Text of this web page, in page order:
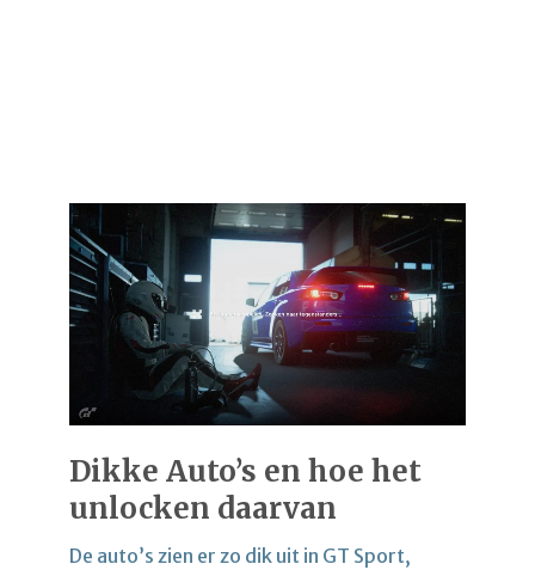
Dikke Auto’s en hoe het
unlocken daarvan
De auto’s zien er zo dik uit in GT Sport,